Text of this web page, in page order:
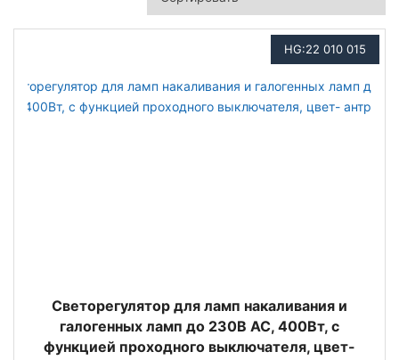
HG:22 010 015
Светорегулятор для ламп накаливания и
галогенных ламп до 230В АС, 400Вт, с
функцией проходного выключателя, цвет-